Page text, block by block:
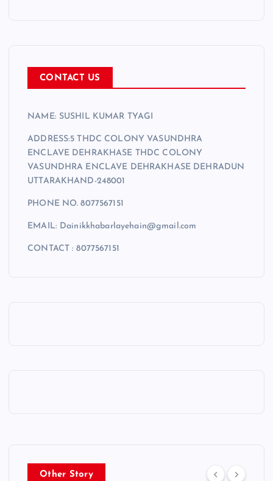
CONTACT US
NAME: SUSHIL KUMAR TYAGI
ADDRESS:5 THDC COLONY VASUNDHRA
ENCLAVE DEHRAKHASE THDC COLONY
VASUNDHRA ENCLAVE DEHRAKHASE DEHRADUN
UTTARAKHAND-248001
PHONE NO. 8077567151
EMAIL: Dainikkhabarlayehain@gmail.com
CONTACT : 8077567151
Other Story